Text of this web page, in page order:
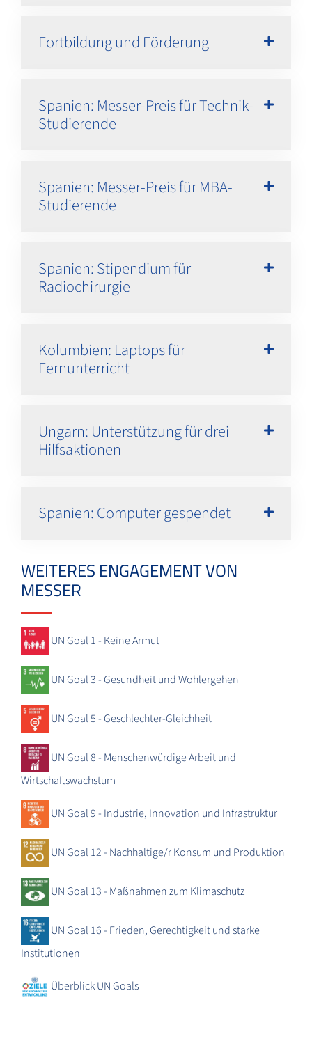
Fortbildung und Förderung
Spanien: Messer-Preis für Technik-
Studierende
Spanien: Messer-Preis für MBA-
Studierende
Spanien: Stipendium für
Radiochirurgie
Kolumbien: Laptops für
Fernunterricht
Ungarn: Unterstützung für drei
Hilfsaktionen
Spanien: Computer gespendet
WEITERES ENGAGEMENT VON
MESSER
UN Goal 1 - Keine Armut
UN Goal 3 - Gesundheit und Wohlergehen
UN Goal 5 - Geschlechter-Gleichheit
UN Goal 8 - Menschenwürdige Arbeit und
Wirtschaftswachstum
UN Goal 9 - Industrie, Innovation und Infrastruktur
UN Goal 12 - Nachhaltige/r Konsum und Produktion
UN Goal 13 - Maßnahmen zum Klimaschutz
UN Goal 16 - Frieden, Gerechtigkeit und starke
Institutionen
Überblick UN Goals